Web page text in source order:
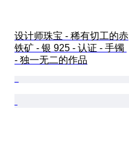
设计师珠宝 - 稀有切工的赤
铁矿 - 银 925 - 认证 - 手镯
- 独一无二的作品